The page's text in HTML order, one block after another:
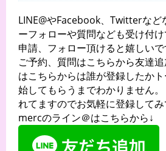
LINE@やFacebook、Twitterなど
ーフォローや質問なども受け付
申請、フォロー頂けると嬉しい
ご予約、質問はこちらから友達
はこちらからは誰が登録したか
始してもらうまでわかりません
れてますのでお気軽に登録して
mercのライン＠はこちらから↓